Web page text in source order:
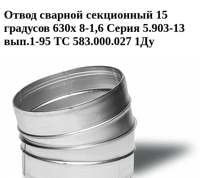
Отвод сварной секционный 15
градусов 630х 8-1,6 Серия 5.903-13
вып.1-95 ТС 583.000.027 1Ду